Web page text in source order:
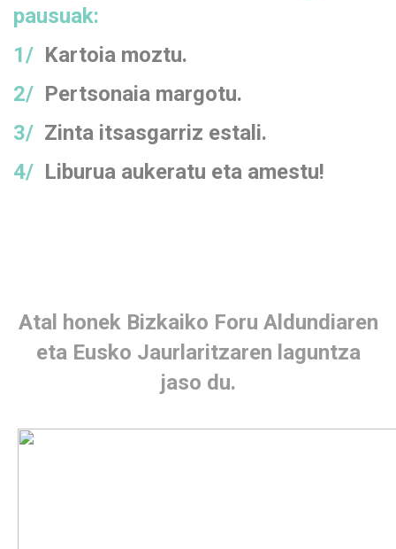
pausuak:
1/ Kartoia moztu.
2/ Pertsonaia margotu.
3/ Zinta itsasgarriz estali.
4/ Liburua aukeratu eta amestu!
Atal honek Bizkaiko Foru Aldundiaren
eta Eusko Jaurlaritzaren laguntza
jaso du.